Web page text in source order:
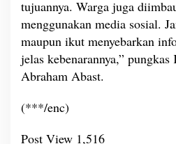
tujuannya. Warga juga
menggunakan media sosial.
maupun ikut menyebarkan
jelas kebenarannya,”
Abraham Abast.
(***/enc)
Post View 1,516